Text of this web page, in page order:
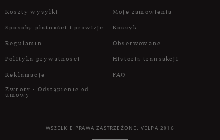
Koszty wysyłki
Sposoby płatności i prowizje
Regulamin
Polityka prywatności
Reklamacje
Zwroty - Odstąpienie od
umowy
Moje zamówienia
Koszyk
Obserwowane
Historia transakcji
FAQ
WSZELKIE PRAWA ZASTRZEŻONE. VELPA 2016